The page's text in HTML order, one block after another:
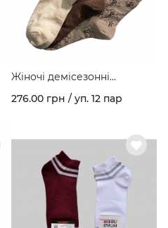
Жіночі демісезонні
шкарпетки стрейчеві
асорті №1 в упаковці арт.
276.00 грн / уп. 12 пар